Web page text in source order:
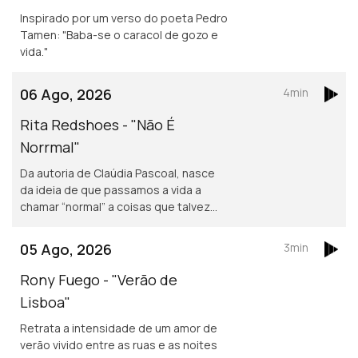
Inspirado por um verso do poeta Pedro
Tamen: "Baba-se o caracol de gozo e
vida."
06 Ago, 2026
Rita Redshoes - "Não É
Norrmal"
Da autoria de Claúdia Pascoal, nasce
da ideia de que passamos a vida a
chamar “normal” a coisas que talvez
4min
05 Ago, 2026
Rony Fuego - "Verão de
Lisboa"
Retrata a intensidade de um amor de
verão vivido entre as ruas e as noites
3min